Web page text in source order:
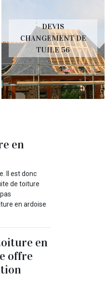
DEVIS
CHANGEMENT DE
TUILE 56
en
Il est donc
de toiture
en ardoise
en
offre